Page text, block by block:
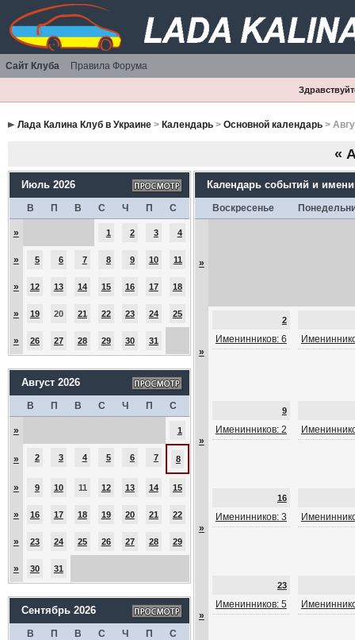
Сайт Клуба Правила Форума
Лада Калина Клуб в Украине> Календарь> Основной календарь>
«
Июль 2026
В П В С Ч П С
» 1 2 3 4
» 5 6 7 8 9 10 11
» 12 13 14 15 16 17 18
» 19 20 21 22 23 24 25
» 26 27 28 29 30 31
Август 2026
В П В С Ч П С
» 1
» 2 3 4 5 6 7 8
» 9 10 11 12 13 14 15
» 16 17 18 19 20 21 22
» 23 24 25 26 27 28 29
» 30 31
Сентябрь 2026
В П В С Ч П С
Календарь событий и
Воскресенье
»
»
2
Именинников: 6
»
9
Именинников: 2
»
16
Именинников: 3
»
23
Именинников: 5